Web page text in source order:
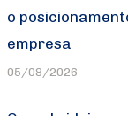
o
empresa
05/08/2026